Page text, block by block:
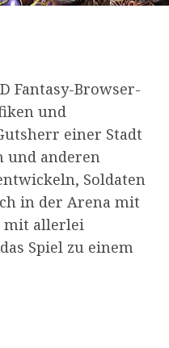
Fantasy-Browser-
und
einer Stadt
und anderen
Soldaten
in der Arena mit
mit allerlei
Spiel zu einem